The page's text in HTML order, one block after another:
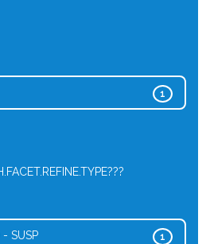
1
1
SUSP